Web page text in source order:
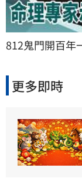
812鬼門開百年
羊年！鬼月磁場
SETN.com
更多即時